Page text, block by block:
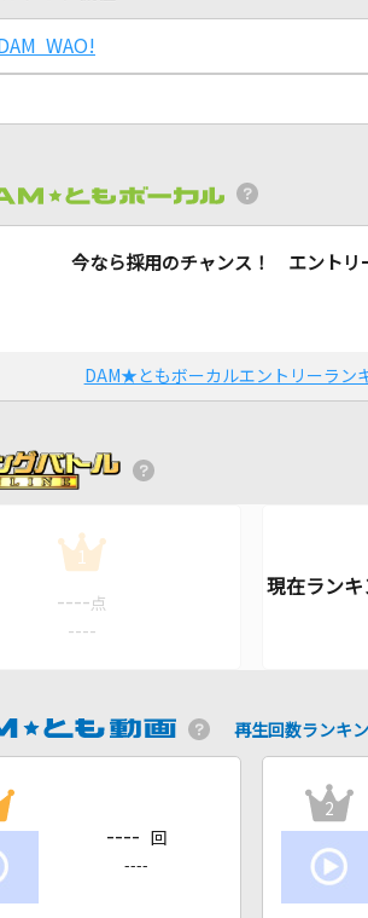
WAO!
今なら採用のチャンス！ エントリ
DAM★ともボーカルエントリーラン
1
---- 点
----
再生回数ランキ
---- 回
----
2